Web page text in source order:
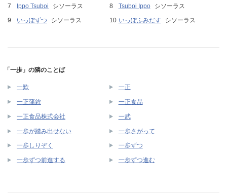
Ippo Tsuboi
シソーラス Tsuboi Ippo
シソーラス
いっぽずつ
シソーラス いっぽふみだす シソーラス
「一歩」の隣のことば
一歎 一正
一正蒲鉾 一正食品
一正食品株式会社 一武
一歩が踏み出せない 一歩さがって
一歩しりぞく 一歩ずつ
一歩ずつ前進する 一歩ずつ進む